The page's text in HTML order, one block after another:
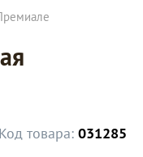
Код товара: 031285